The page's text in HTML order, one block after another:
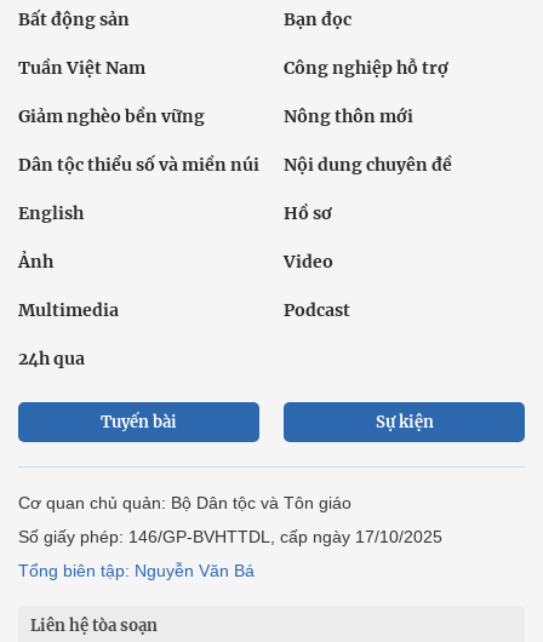
Bất động sản Bạn đọc
Tuần Việt Nam Công nghiệp hỗ trợ
Giảm nghèo bền vững Nông thôn mới
Dân tộc thiểu số và miền núi Nội dung chuyên đề
English Hồ sơ
Ảnh Video
Multimedia Podcast
24h qua
Tuyến bài Sự kiện
Cơ quan chủ quản: Bộ Dân tộc và Tôn giáo
Số giấy phép: 146/GP-BVHTTDL, cấp ngày 17/10/2025
Tổng biên tập: Nguyễn Văn Bá
Liên hệ tòa soạn